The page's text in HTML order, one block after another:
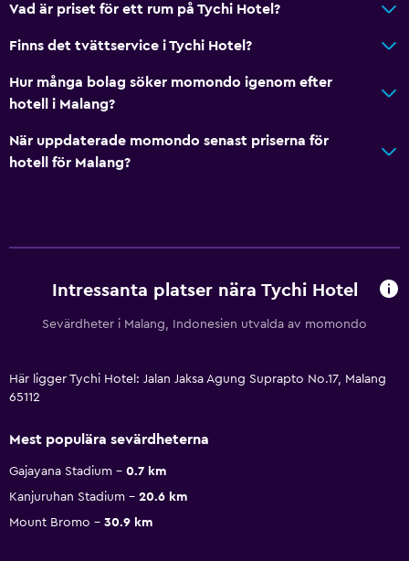
Vad är priset för ett rum på Tychi Hotel?
Finns det tvättservice i Tychi Hotel?
Hur många bolag söker momondo igenom efter
hotell i Malang?
När uppdaterade momondo senast priserna för
hotell för Malang?
Intressanta platser nära Tychi Hotel
Sevärdheter i Malang, Indonesien utvalda av momondo
Här ligger Tychi Hotel: Jalan Jaksa Agung Suprapto No.17, Malang
65112
Mest populära sevärdheterna
Gajayana Stadium
0.7 km
Kanjuruhan Stadium
20.6 km
Mount Bromo
30.9 km